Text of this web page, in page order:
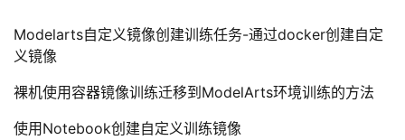
Modelarts自定义镜像创建训练任务-通过docker创建自定
义镜像
裸机使用容器镜像训练迁移到ModelArts环境训练的方法
使用Notebook创建自定义训练镜像